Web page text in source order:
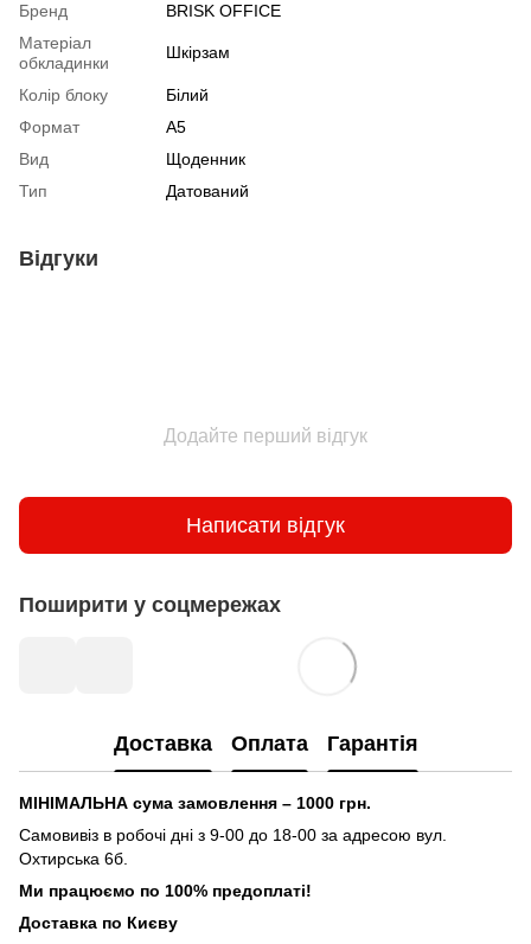
Бренд
BRISK OFFICE
Матеріал
обкладинки
Шкірзам
Колір блоку
Білий
Формат
А5
Вид
Щоденник
Тип
Датований
Відгуки
Додайте перший відгук
Написати відгук
Поширити у соцмережах
Доставка Оплата Гарантія
МІНІМАЛЬНА сума замовлення – 1000 грн.
Самовивіз в робочі дні з 9-00 до 18-00 за адресою вул.
Охтирська 6б.
Ми працюємо по 100% предоплаті!
Доставка по Києву